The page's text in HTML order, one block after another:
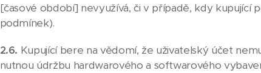
[časové období] nevyužívá, či v případě, kdy kupující
podmínek).
2.6. Kupující bere na vědomí, že uživatelský účet
nutnou údržbu hardwarového a softwarového